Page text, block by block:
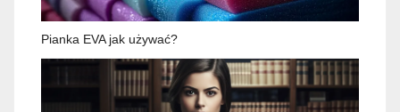
Pianka EVA jak używać?